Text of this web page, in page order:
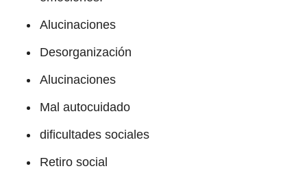
Alucinaciones
Desorganización
Alucinaciones
Mal autocuidado
dificultades sociales
Retiro social